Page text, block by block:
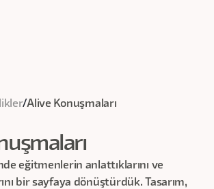
/Alive Konuşmaları
eğitmenlerin anlattıklarını ve
bir sayfaya dönüştürdük. Tasarım,